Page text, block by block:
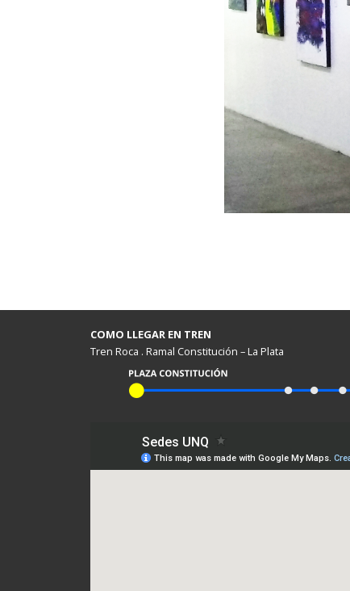
COMO LLEGAR EN TREN
Tren Roca . Ramal Constitución – La Plata